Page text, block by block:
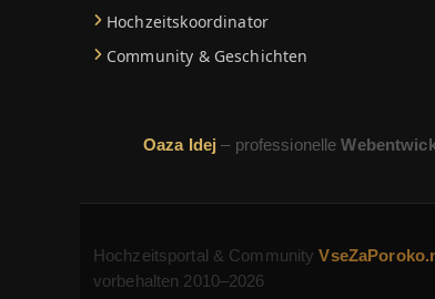
Hochzeitskoordinator
Community & Geschichten
Oaza Idej– professionelle
Hochzeitsportal & Community
vorbehalten 2010–2026